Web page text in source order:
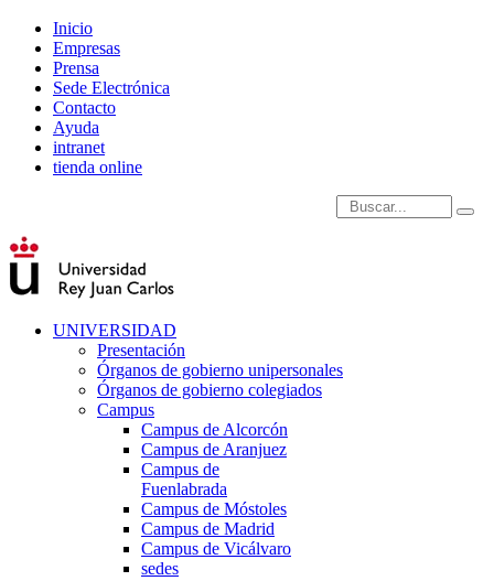
Inicio
Empresas
Prensa
Sede Electrónica
Contacto
Ayuda
intranet
tienda online
Introduce términos de
UNIVERSIDAD
Presentación
Órganos de gobierno unipersonales
Órganos de gobierno colegiados
Campus
Campus de Alcorcón
Campus de Aranjuez
Campus de
Fuenlabrada
Campus de Móstoles
Campus de Madrid
Campus de Vicálvaro
sedes